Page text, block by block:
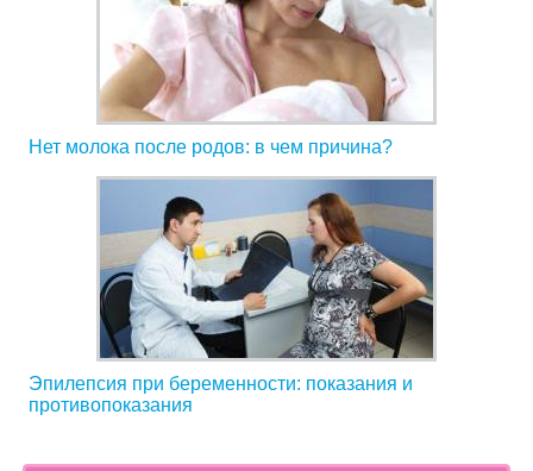
Нет молока после родов: в чем причина?
Эпилепсия при беременности: показания и
противопоказания